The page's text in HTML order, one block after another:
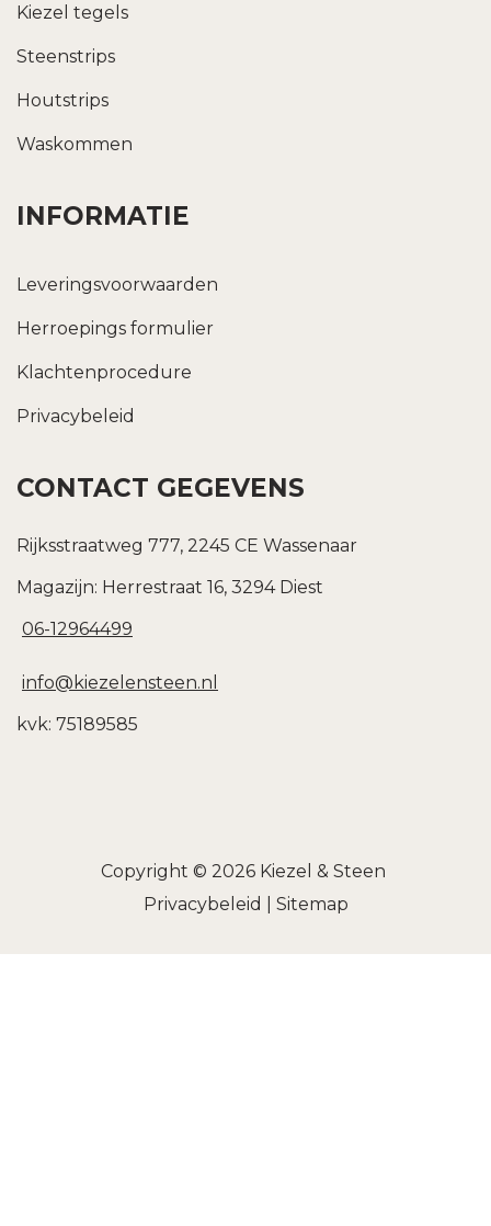
Kiezel tegels
Steenstrips
Houtstrips
Waskommen
INFORMATIE
Leveringsvoorwaarden
Herroepings formulier
Klachtenprocedure
Privacybeleid
CONTACT GEGEVENS
Rijksstraatweg 777, 2245 CE Wassenaar
Magazijn: Herrestraat 16, 3294 Diest
06-12964499
info@kiezelensteen.nl
kvk: 75189585
Copyright © 2026 Kiezel & Steen
Privacybeleid
Sitemap